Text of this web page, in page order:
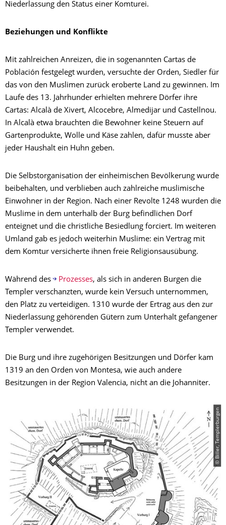
Niederlassung den Status einer Komturei.
Beziehungen und Konflikte
Mit zahlreichen Anreizen, die in sogenannten Cartas de
Población festgelegt wurden, versuchte der Orden, Siedler für
das von den Muslimen zurück eroberte Land zu gewinnen. Im
Laufe des 13. Jahrhunder erhielten mehrere Dörfer ihre
Cartas: Alcalà de Xivert, Alcocebre, Almedijar und Castellnou.
In Alcalà etwa brauchten die Bewohner keine Steuern auf
Gartenprodukte, Wolle und Käse zahlen, dafür musste aber
jeder Haushalt ein Huhn geben.
Die Selbstorganisation der einheimischen Bevölkerung wurde
beibehalten, und verblieben auch zahlreiche muslimische
Einwohner in der Region. Nach einer Revolte 1248 wurden die
Muslime in dem unterhalb der Burg befindlichen Dorf
enteignet und die christliche Besiedlung forciert. Im weiteren
Umland gab es jedoch weiterhin Muslime: ein Vertrag mit
dem Komtur versicherte ihnen freie Religionsausübung.
Während des Prozesses, als sich in anderen Burgen die
Templer verschanzten, wurde kein Versuch unternommen,
den Platz zu verteidigen. 1310 wurde der Ertrag aus den zur
Niederlassung gehörenden Gütern zum Unterhalt gefangener
Templer verwendet.
Die Burg und ihre zugehörigen Besitzungen und Dörfer kam
1319 an den Orden von Montesa, wie auch andere
Besitzungen in der Region Valencia, nicht an die Johanniter.
© Biller, Templerburgen